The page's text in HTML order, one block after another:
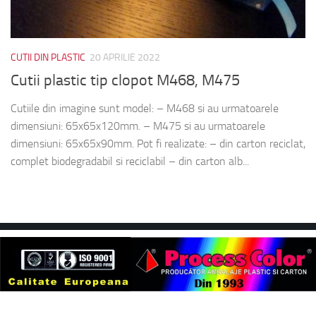
CUTII DIN PLASTIC 20 APRILIE 2022
Cutii plastic tip clopot M468, M475
Cutiile din imagine sunt model: – M468 si au urmatoarele
dimensiuni: 65x65x120mm. – M475 si au urmatoarele
dimensiuni: 65x65x90mm. Pot fi realizate: – din carton reciclat,
complet biodegradabil si reciclabil – din carton alb...